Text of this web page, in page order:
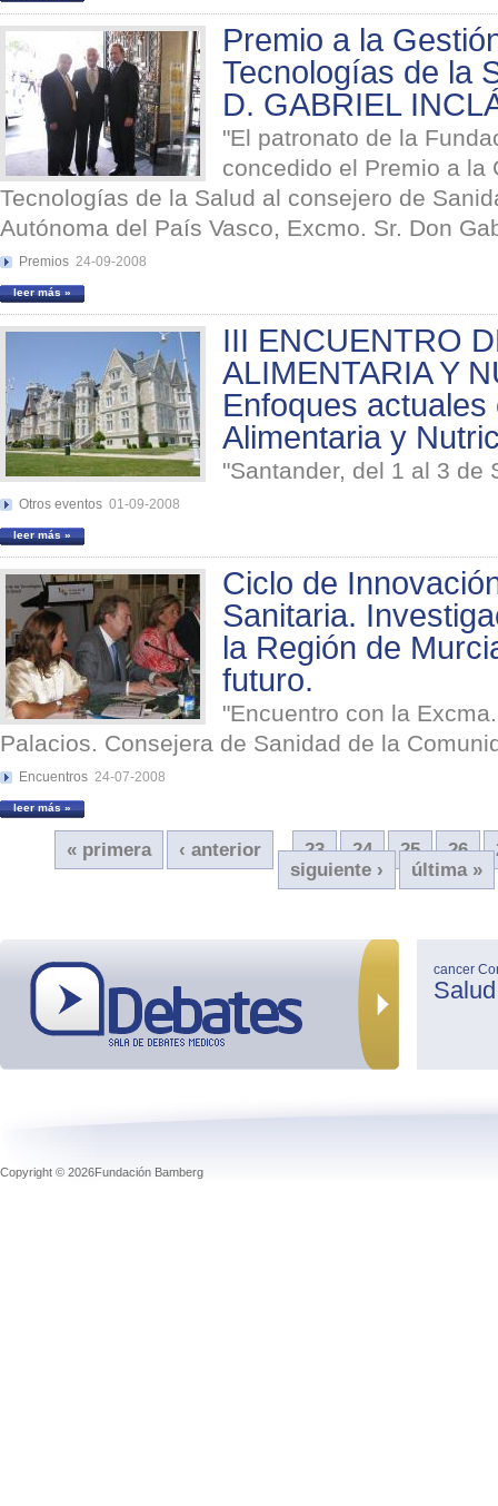
Premio a la
Tecnologías de la
D. GABRIEL
"El patronato de la
concedido el Premio a la
Tecnologías de la Salud al consejero de
Autónoma del País Vasco, Excmo. Sr. Don
Premios 24-09-2008
leer más »
III ENCUENTRO
ALIMENTARIA Y
Enfoques
Alimentaria y
"Santander, del 1 al 3 de
Otros eventos 01-09-2008
leer más »
Ciclo de
Sanitaria.
la Región de
futuro.
"Encuentro con la
Palacios. Consejera de Sanidad de la
Encuentros 24-07-2008
leer más »
« primera ‹ anterior … 23 24 25 26
siguiente ›
última »
cancer
Salud
Copyright © 2026Fundación Bamberg